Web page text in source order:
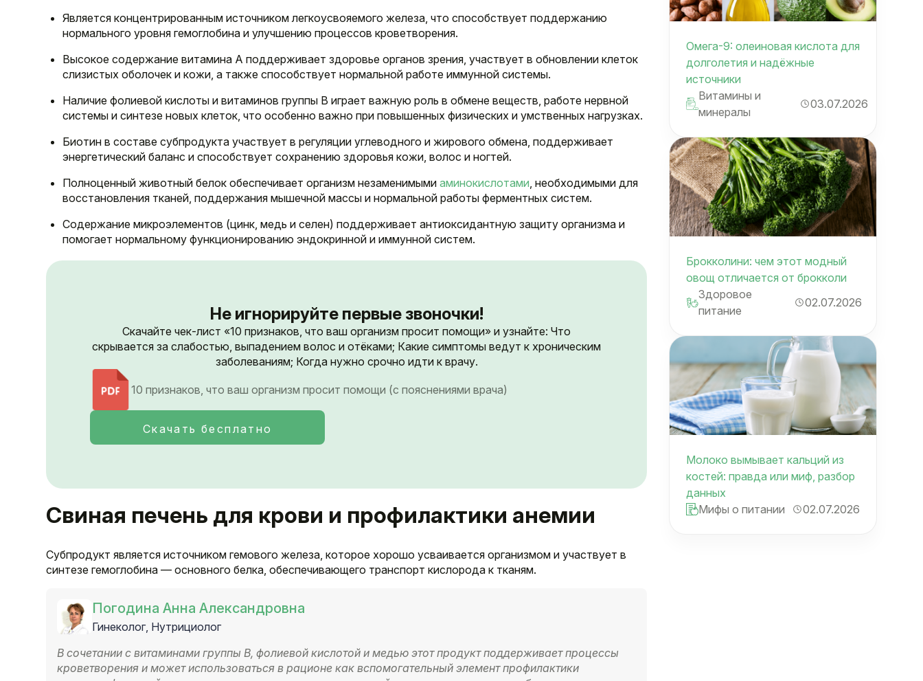
Является концентрированным источником легкоусвояемого железа, что способствует поддержанию
нормального уровня гемоглобина и улучшению процессов кроветворения.
Высокое содержание витамина A поддерживает здоровье органов зрения, участвует в обновлении клеток
слизистых оболочек и кожи, а также способствует нормальной работе иммунной системы.
Наличие фолиевой кислоты и витаминов группы B играет важную роль в обмене веществ, работе нервной
системы и синтезе новых клеток, что особенно важно при повышенных физических и умственных нагрузках.
Биотин в составе субпродукта участвует в регуляции углеводного и жирового обмена, поддерживает
энергетический баланс и способствует сохранению здоровья кожи, волос и ногтей.
Полноценный животный белок обеспечивает организм незаменимымиаминокислотами, необходимыми для
восстановления тканей, поддержания мышечной массы и нормальной работы ферментных систем.
Содержание микроэлементов (цинк, медь и селен) поддерживает антиоксидантную защиту организма и
помогает нормальному функционированию эндокринной и иммунной систем.
Не игнорируйте первые звоночки!
Скачайте чек-лист «10 признаков, что ваш организм просит помощи» и узнайте: Что
скрывается за слабостью, выпадением волос и отёками; Какие симптомы ведут к хроническим
заболеваниям; Когда нужно срочно идти к врачу.
10 признаков, что ваш организм просит помощи (с пояснениями врача)
Скачать бесплатно
Свиная печень для крови и профилактики анемии
Субпродукт является источником гемового железа, которое хорошо усваивается организмом и участвует в
синтезе гемоглобина — основного белка, обеспечивающего транспорт кислорода к тканям.
Погодина Анна Александровна
Гинеколог, Нутрициолог
В сочетании с витаминами группы B, фолиевой кислотой и медью этот продукт поддерживает процессы
кроветворения и может использоваться в рационе как вспомогательный элемент профилактики
Омега-9: олеиновая кислота для
долголетия и надёжные
источники
Витамины и
минералы
03.07.2026
Брокколини: чем этот модный
овощ отличается от брокколи
Здоровое
питание
02.07.2026
Молоко вымывает кальций из
костей: правда или миф, разбор
данных
Мифы о питании
02.07.2026